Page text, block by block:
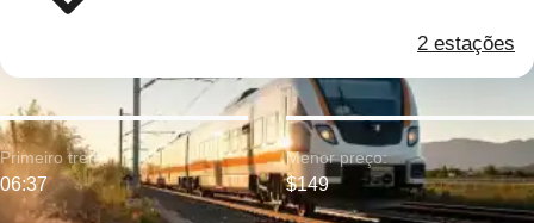
2 estações
Primeiro trem:
06:37
Menor preço:
$149